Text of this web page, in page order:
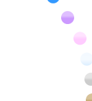
青色の花のフリー写
紫色の花のフリー写
白色の花のフリー写
昆虫のフリー写真素